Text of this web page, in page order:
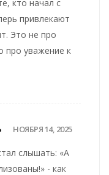
кто начал с
привлекают
Это не про
про уважение к
НОЯБРЯ 14, 2025
слышать: «А
- как